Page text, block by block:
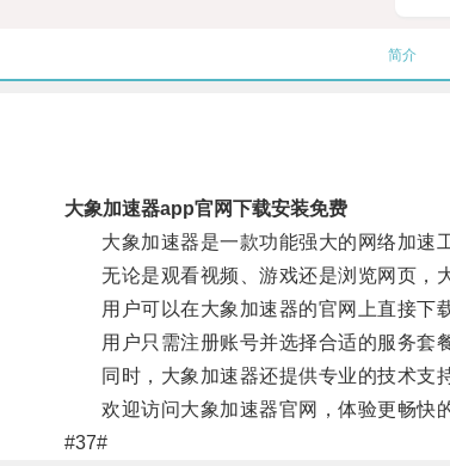
简介
大象加速器app官网下载安装免费
大象加速器是一款功能强大的网络加速工
无论是观看视频、游戏还是浏览网页，大
用户可以在大象加速器的官网上直接下载
用户只需注册账号并选择合适的服务套餐
同时，大象加速器还提供专业的技术支持
欢迎访问大象加速器官网，体验更畅快的
#37#